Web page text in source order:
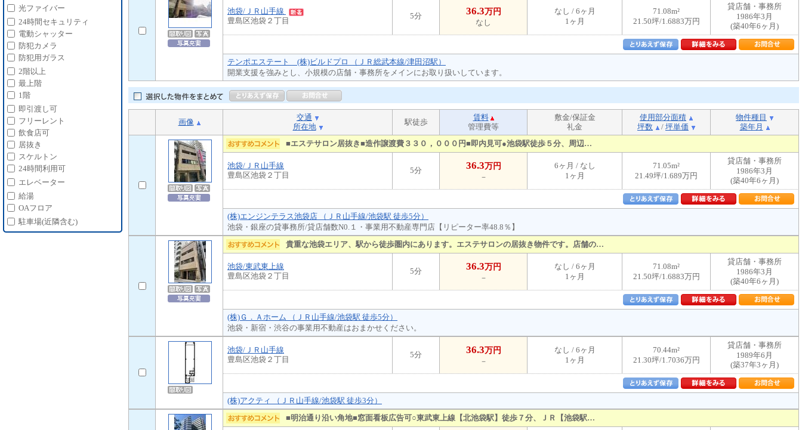
池袋/ＪＲ山手線
豊島区池袋２丁目
5分 36.3万円
なし
なし / 6ヶ月
1ヶ月
71.08m²
21.50坪/1.6883万円
貸店舗・事務所
1986年3月
(築40年6ヶ月)
テンポエステート (株)ビルドプロ （ＪＲ総武本線/津田沼駅）
開業支援を強みとし、小規模の店舗・事務所をメインにお取り扱いしています。
画像
交通
所在地
駅徒歩
賃料
管理費等
敷金/保証金
礼金
使用部分面積
坪数
/ 坪単価
物件種目
築年月
■エステサロン居抜き■造作譲渡費３３０，０００円■即内見可●池袋駅徒歩５分、周辺…
池袋/ＪＲ山手線
豊島区池袋２丁目
5分 36.3万円
－
6ヶ月 / なし
1ヶ月
71.05m²
21.49坪/1.689万円
貸店舗・事務所
1986年3月
(築40年6ヶ月)
(株)エンジンテラス池袋店 （ＪＲ山手線/池袋駅 徒歩5分）
池袋・銀座の貸事務所/貸店舗数N0.１・事業用不動産専門店【リピーター率48.8％】
貴重な池袋エリア、駅から徒歩圏内にあります。エステサロンの居抜き物件です。店舗の…
池袋/東武東上線
豊島区池袋２丁目
5分 36.3万円
－
なし / 6ヶ月
1ヶ月
71.08m²
21.50坪/1.6883万円
貸店舗・事務所
1986年3月
(築40年6ヶ月)
(株)Ｇ．Ａホーム （ＪＲ山手線/池袋駅 徒歩5分）
池袋・新宿・渋谷の事業用不動産はおまかせください。
池袋/ＪＲ山手線
豊島区池袋２丁目
5分 36.3万円
－
なし / 6ヶ月
1ヶ月
70.44m²
21.30坪/1.7036万円
貸店舗・事務所
1989年6月
(築37年3ヶ月)
(株)アクティ （ＪＲ山手線/池袋駅 徒歩3分）
■明治通り沿い角地■窓面看板広告可○東武東上線【北池袋駅】徒歩７分、ＪＲ【池袋駅…
光ファイバー
24時間セキュリティ
電動シャッター
防犯カメラ
防犯用ガラス
2階以上
最上階
1階
即引渡し可
フリーレント
飲食店可
居抜き
スケルトン
24時間利用可
エレベーター
給湯
OAフロア
駐車場(近隣含む)